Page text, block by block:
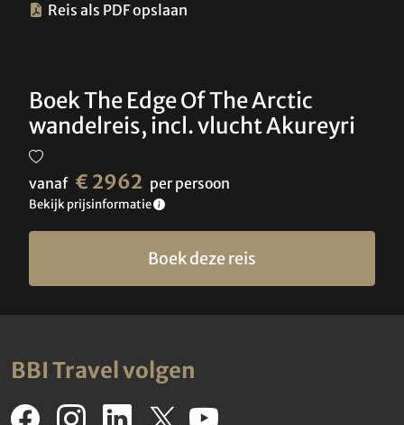
Boek The Edge Of The Arctic
wandelreis, incl. vlucht Akureyri
vanaf € 2962 per persoon
Bekijk prijsinformatie
Boek deze reis
Reis als PDF opslaan
BBI Travel volgen